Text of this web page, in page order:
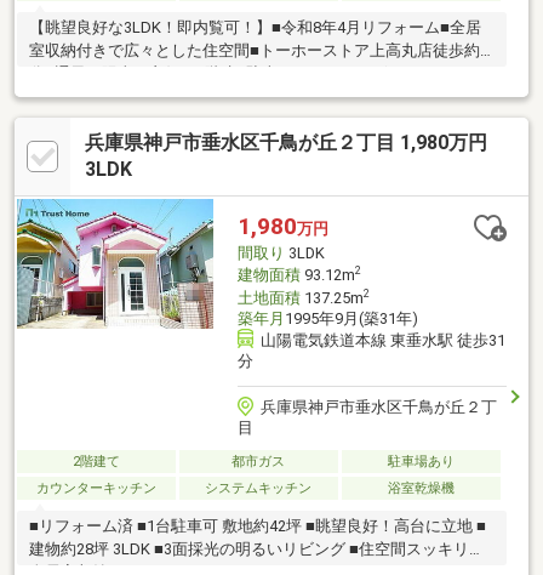
【眺望良好な3LDK！即内覧可！】■令和8年4月リフォーム■全居
室収納付きで広々とした住空間■トーホーストア上高丸店徒歩約8
兵庫県神戸市垂水区千鳥が丘２丁目 1,980万円
3LDK
1,980万円
間取り 3LDK
建物面積93.12m2
土地面積137.25m2
築年月 1995年9月(築31年)
山陽電気鉄道本線 東垂水駅 徒歩31
分
兵庫県神戸市垂水区千鳥が丘２丁
目
2階建て 都市ガス
駐車場あり
カウンターキッチン
システムキッチン 浴室乾燥機
■リフォーム済 ■1台駐車可 敷地約42坪 ■眺望良好！高台に立地 ■
建物約28坪 3LDK ■3面採光の明るいリビング ■住空間スッキリ！